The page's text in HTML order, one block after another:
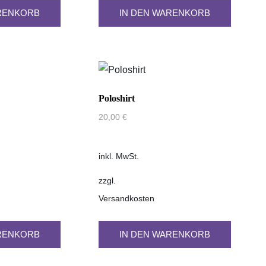
IN DEN WARENKORB
Poloshirt
20,00 €
inkl. MwSt.
zzgl.
Versandkosten
IN DEN WARENKORB